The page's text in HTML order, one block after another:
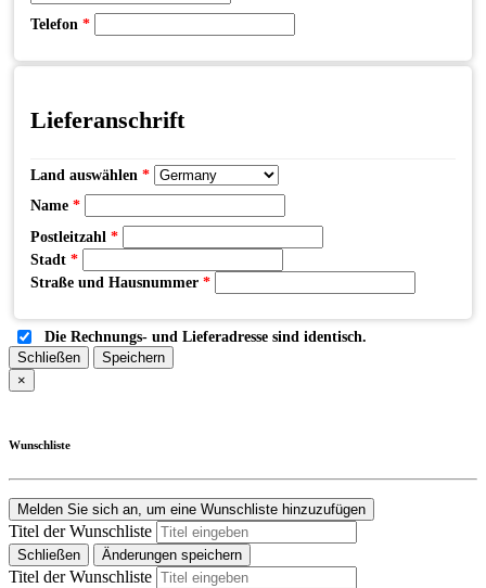
Telefon *
Lieferanschrift
Land auswählen *
Name *
Postleitzahl *
Stadt *
Straße und Hausnummer *
Die Rechnungs- und Lieferadresse sind identisch.
Schließen
Speichern
×
Wunschliste
Melden Sie sich an, um eine Wunschliste hinzuzufügen
Titel der Wunschliste
Schließen Änderungen speichern
Titel der Wunschliste